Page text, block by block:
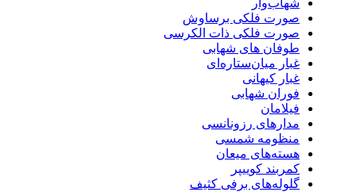
شهاب‌و‌ار
صورت فلکی برساوش
صورت فلکی ذات الکرسی
طوفان های شهابی
غبار میان‌ستاره‌ای
غبار کیهانی
فوران شهابی
فیلامان
مدارهای رزونانسی
منظومه شمسی
هسته‌های میعان
کمربند کوییپر
گلوله‌های برفی کثیف